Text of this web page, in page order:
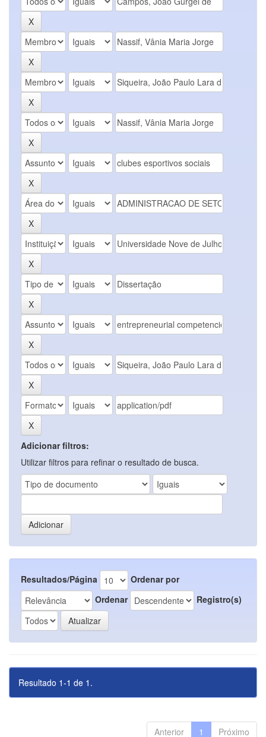
Adicionar filtros:
Utilizar filtros para refinar o resultado de busca.
Resultados/Página
Ordenar por
Ordenar
Registro(s)
Resultado 1-1 de 1.
Anterior 1 Próximo